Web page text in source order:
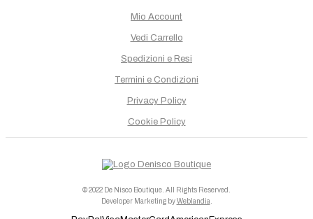
Mio Account
Vedi Carrello
Spedizioni e Resi
Termini e Condizioni
Privacy Policy
Cookie Policy
© 2022 De Nisco Boutique. All Rights Reserved.
Developer Marketing byWeblandia